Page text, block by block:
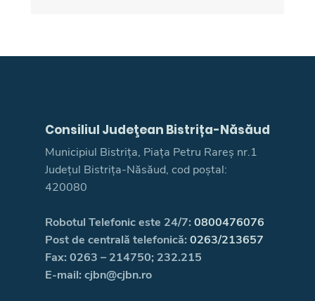
Consiliul Judeţean Bistrița-Năsăud
Municipiul Bistrița, Piața Petru Rareș nr.1
Județul Bistrița-Năsăud, cod poștal:
420080
Robotul Telefonic este 24/7: 0800476076
Post de centrală telefonică: 0263/213657
Fax: 0263 – 214750; 232.215
E-mail: cjbn@cjbn.ro